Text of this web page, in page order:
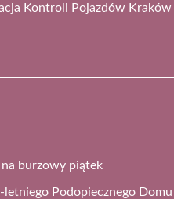
Kontroli Pojazdów Kraków
burzowy piątek
Podopiecznego Domu